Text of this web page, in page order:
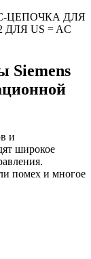
ЦЕПОЧКА ДЛЯ
US = AC
Siemens
и
широкое
помех и многое